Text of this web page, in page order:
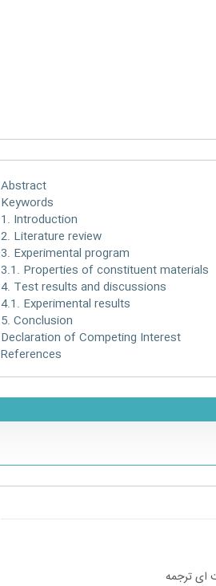
Abstract
Keywords
1. Introduction
2. Literature review
3. Experimental program
3.1. Properties of constituent materials
4. Test results and discussions
4.1. Experimental results
5. Conclusion
Declaration of Competing Interest
References